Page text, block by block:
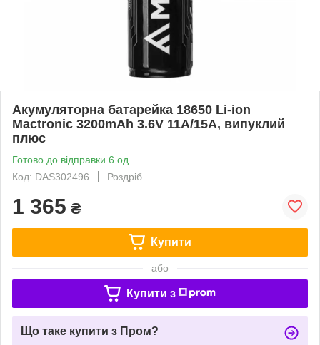
Акумуляторна батарейка 18650 Li-ion
Mactronic 3200mAh 3.6V 11A/15A, випуклий
плюс
Готово до відправки 6 од.
Код: DAS302496
Роздріб
1 365 ₴
Купити
або
Купити з
Що таке купити з Пром?